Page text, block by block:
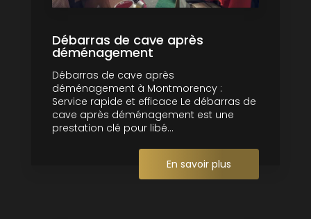
Débarras de cave après
déménagement
Débarras de cave après
déménagement à Montmorency :
Service rapide et efficace Le débarras de
cave après déménagement est une
prestation clé pour libé...
En savoir plus